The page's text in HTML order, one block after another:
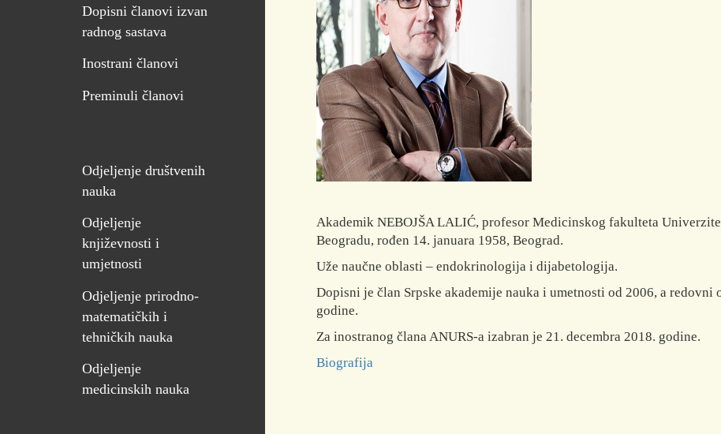
Dopisni članovi izvan
radnog sastava
Inostrani članovi
Preminuli članovi
Odjeljenje društvenih
nauka
Odjeljenje
književnosti i
umjetnosti
Odjeljenje prirodno-
matematičkih i
tehničkih nauka
Odjeljenje
medicinskih nauka
Akademik NEBOJŠA LALIĆ, profesor Medicinskog fakulteta
Beogradu, rođen 14. januara 1958, Beograd.
Uže naučne oblasti – endokrinologija i dijabetologija.
Dopisni je član Srpske akademije nauka i umetnosti od 2006, a redovni
godine.
Za inostranog člana ANURS-a izabran je 21. decembra 2018. godine.
Biografija